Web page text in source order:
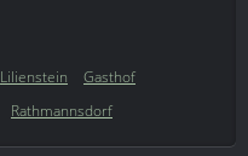
Lilienstein
Gasthof
Rathmannsdorf